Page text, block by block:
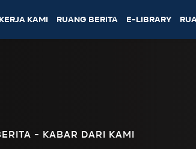
KERJA KAMI RUANG BERITA E-LIBRARY
KABAR DARI KAMI